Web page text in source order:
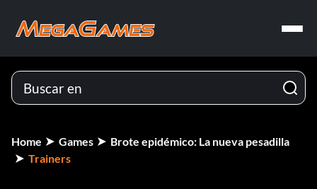
Home Games
Brote epidémico: La nueva pesadilla
Trainers